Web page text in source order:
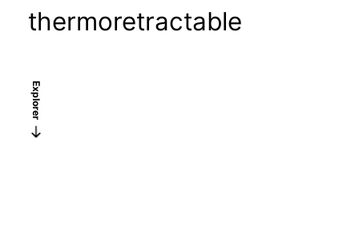
thermoretractable
Explorer